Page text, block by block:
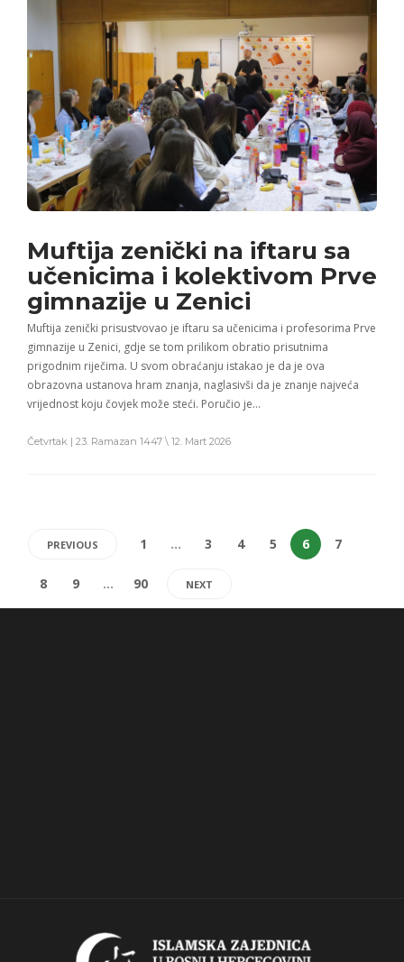
Muftija zenički na iftaru sa
učenicima i kolektivom Prve
gimnazije u Zenici
Muftija zenički prisustvovao je iftaru sa učenicima i profesorima Prve
gimnazije u Zenici, gdje se tom prilikom obratio prisutnima
prigodnim riječima. U svom obraćanju istakao je da je ova
obrazovna ustanova hram znanja, naglasivši da je znanje najveća
vrijednost koju čovjek može steći. Poručio je…
Četvrtak | 23. Ramazan 1447 \ 12. Mart 2026
PREVIOUS 1 … 3 4 5 6 7
8 9 … 90 NEXT